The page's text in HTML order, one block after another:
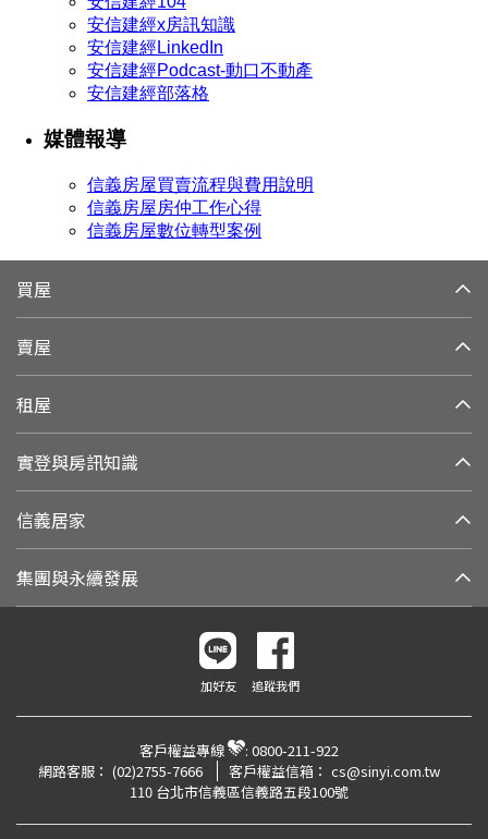
安信建經x房訊知識
安信建經LinkedIn
安信建經Podcast-動口不動產
安信建經部落格
媒體報導
信義房屋買賣流程與費用說明
信義房屋房仲工作心得
信義房屋數位轉型案例
買屋
賣屋
租屋
實登與房訊知識
信義居家
集團與永續發展
加好友 追蹤我們
客戶權益專線 : 0800-211-922
網路客服： (02)2755-7666 客戶權益信箱： cs@sinyi.com.tw
110 台北市信義區信義路五段100號